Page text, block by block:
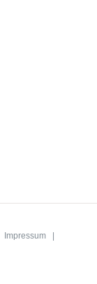
Impressum |